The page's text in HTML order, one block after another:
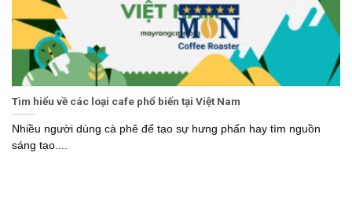
Tìm hiểu về các loại cafe phổ biến tại Việt Nam
Nhiều người dùng cà phê để tạo sự hưng phấn hay tìm nguồn
sáng tạo....